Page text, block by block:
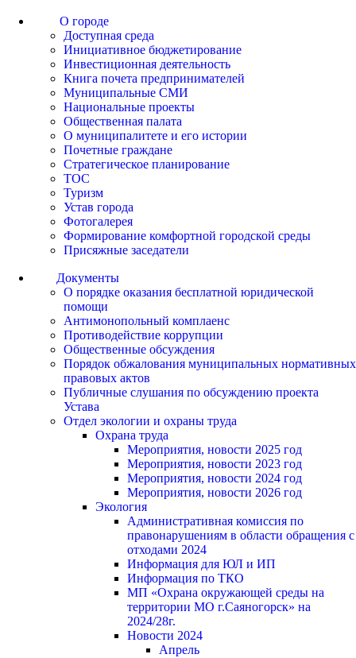
О городе
Доступная среда
Инициативное бюджетирование
Инвестиционная деятельность
Книга почета предпринимателей
Муниципальные СМИ
Национальные проекты
Общественная палата
О муниципалитете и его истории
Почетные граждане
Стратегическое планирование
ТОС
Туризм
Устав города
Фотогалерея
Формирование комфортной городской среды
Присяжные заседатели
Документы
О порядке оказания бесплатной юридической
помощи
Антимонопольный комплаенс
Противодействие коррупции
Общественные обсуждения
Порядок обжалования муниципальных нормативных
правовых актов
Публичные слушания по обсуждению проекта
Устава
Отдел экологии и охраны труда
Охрана труда
Мероприятия, новости 2025 год
Мероприятия, новости 2023 год
Мероприятия, новости 2024 год
Мероприятия, новости 2026 год
Экология
Административная комиссия по
правонарушениям в области обращения с
отходами 2024
Информация для ЮЛ и ИП
Информация по ТКО
МП «Охрана окружающей среды на
территории МО г.Саяногорск» на
2024/28г.
Новости 2024
Апрель